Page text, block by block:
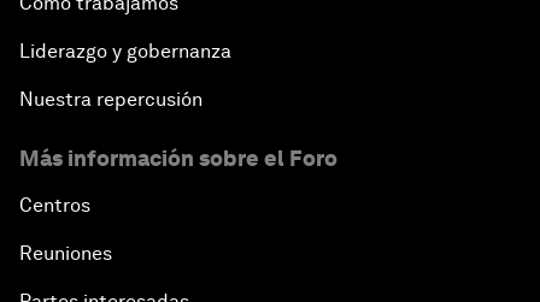
Liderazgo y gobernanza
Nuestra repercusión
Más información sobre el Foro
Centros
Reuniones